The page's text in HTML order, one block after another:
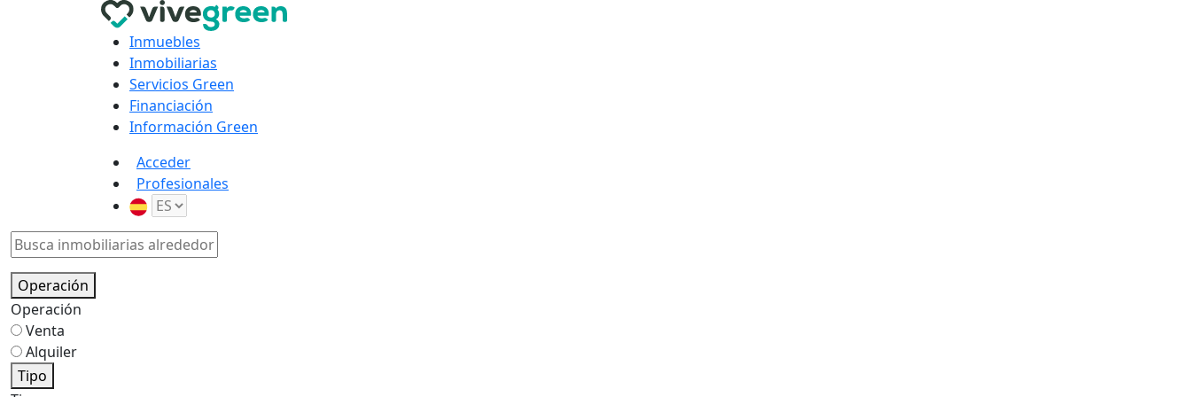
Inmuebles
Inmobiliarias
Servicios Green
Financiación
Información Green
Acceder
Profesionales
Operación
Operación
Venta
Alquiler
Tipo